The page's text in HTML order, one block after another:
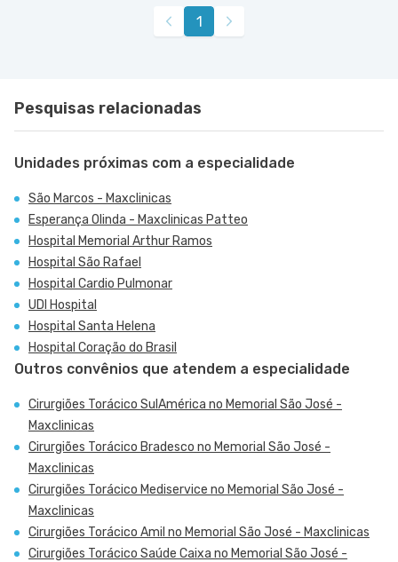
1
Pesquisas relacionadas
Unidades próximas com a especialidade
São Marcos - Maxclinicas
Esperança Olinda - Maxclinicas Patteo
Hospital Memorial Arthur Ramos
Hospital São Rafael
Hospital Cardio Pulmonar
UDI Hospital
Hospital Santa Helena
Hospital Coração do Brasil
Outros convênios que atendem a especialidade
Cirurgiões Torácico SulAmérica no Memorial São José -
Maxclinicas
Cirurgiões Torácico Bradesco no Memorial São José -
Maxclinicas
Cirurgiões Torácico Mediservice no Memorial São José -
Maxclinicas
Cirurgiões Torácico Amil no Memorial São José - Maxclinicas
Cirurgiões Torácico Saúde Caixa no Memorial São José -